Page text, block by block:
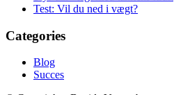
Test: Vil du ned i vægt?
Categories
Blog
Succes